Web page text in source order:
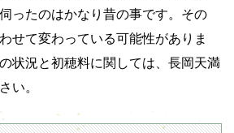
ったのはかなり昔の事です。その
せて変わっている可能性がありま
状況と初穂料に関しては、長岡天満
い。